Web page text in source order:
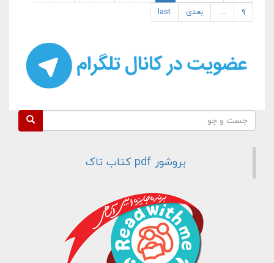
۹
… بعدی last
فرم جستجو
بروشور pdf کتاب تاک